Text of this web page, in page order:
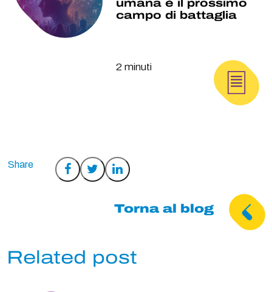
umana è il prossimo
campo di battaglia
2 minuti
Condividi
CondividiCondividi
Torna al blog
Related post